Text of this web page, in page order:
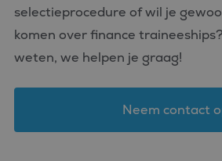
selectieprocedure of wil je
komen over finance
weten, we helpen je graag!
Neem contact